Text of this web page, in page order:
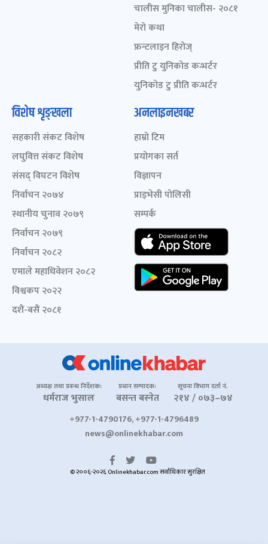
चालीस मुनिका चालीस- २०८१
मेरो कथा
फ्रन्टलाइन हिरोज्
प्रीति टु युनिकोड कन्भर्टर
युनिकोड टु प्रीति कन्भर्टर
विशेष शृङ्खला
सहकारी संकट विशेष
लघुवित्त संकट विशेष
संसद् विघटन विशेष
निर्वाचन २०७४
स्थानीय चुनाव २०७९
निर्वाचन २०७९
निर्वाचन २०८२
एमाले महाधिवेशन २०८२
विश्वकप २०२२
दशैं-बसैं २०८१
अनलाइनखबर
हाम्रो टिम
प्रयोगका सर्त
विज्ञापन
प्राइभेसी पोलिसी
सम्पर्क
अध्यक्ष तथा प्रबन्ध निर्देशक:
धर्मराज भुसाल
प्रधान सम्पादक:
बसन्त बस्नेत
सूचना विभाग दर्ता नं.
२१४ / ०७३–७४
+977-1-4790176, +977-1-4796489
news@onlinekhabar.com
© २००६-२०२६ Onlinekhabar.com सर्वाधिकार सुरक्षित